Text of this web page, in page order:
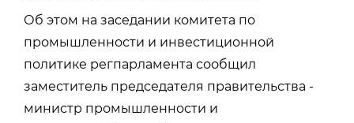
Об этом на заседании комитета по
промышленности и инвестиционной
политике регпарламента сообщил
заместитель председателя правительства -
министр промышленности и